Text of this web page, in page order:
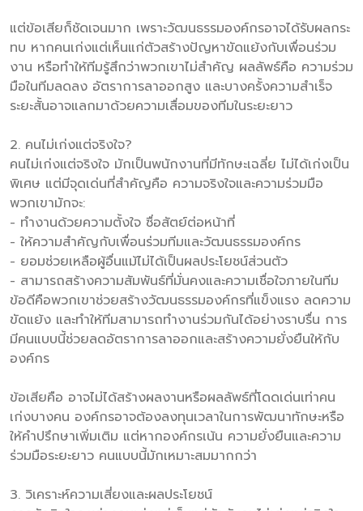
แต่ข้อเสียก็ชัดเจนมาก เพราะวัฒนธรรมองค์กรอาจได้รับผลกระ
ทบ หากคนเก่งแต่เห็นแก่ตัวสร้างปัญหาขัดแย้งกับเพื่อนร่วม
งาน หรือทำให้ทีมรู้สึกว่าพวกเขาไม่สำคัญ ผลลัพธ์คือ ความร่วม
มือในทีมลดลง อัตราการลาออกสูง และบางครั้งความสำเร็จ
ระยะสั้นอาจแลกมาด้วยความเสื่อมของทีมในระยะยาว
2. คนไม่เก่งแต่จริงใจ?
คนไม่เก่งแต่จริงใจ มักเป็นพนักงานที่มีทักษะเฉลี่ย ไม่ได้เก่งเป็น
พิเศษ แต่มีจุดเด่นที่สำคัญคือ ความจริงใจและความร่วมมือ
พวกเขามักจะ:
- ทำงานด้วยความตั้งใจ ซื่อสัตย์ต่อหน้าที่
- ให้ความสำคัญกับเพื่อนร่วมทีมและวัฒนธรรมองค์กร
- ยอมช่วยเหลือผู้อื่นแม้ไม่ได้เป็นผลประโยชน์ส่วนตัว
- สามารถสร้างความสัมพันธ์ที่มั่นคงและความเชื่อใจภายในทีม
ข้อดีคือพวกเขาช่วยสร้างวัฒนธรรมองค์กรที่แข็งแรง ลดความ
ขัดแย้ง และทำให้ทีมสามารถทำงานร่วมกันได้อย่างราบรื่น การ
มีคนแบบนี้ช่วยลดอัตราการลาออกและสร้างความยั่งยืนให้กับ
องค์กร
ข้อเสียคือ อาจไม่ได้สร้างผลงานหรือผลลัพธ์ที่โดดเด่นเท่าคน
เก่งบางคน องค์กรอาจต้องลงทุนเวลาในการพัฒนาทักษะหรือ
ให้คำปรึกษาเพิ่มเติม แต่หากองค์กรเน้น ความยั่งยืนและความ
ร่วมมือระยะยาว คนแบบนี้มักเหมาะสมมากกว่า
3. วิเคราะห์ความเสี่ยงและผลประโยชน์